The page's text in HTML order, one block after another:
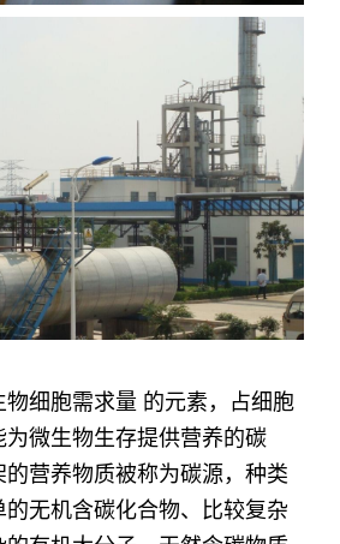
细胞需求量 的元素，占细胞
为微生物生存提供营养的碳
的营养物质被称为碳源，种类
无机含碳化合物、比较复杂